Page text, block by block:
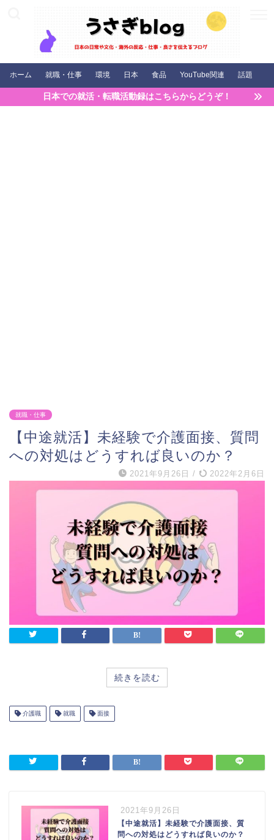
ホーム 就職・仕事 環境 日本 食品 YouTube関連 話題
日本での就活・転職活動録はこちらからどうぞ！
就職・仕事
【中途就活】未経験で介護面接、質問
への対処はどうすれば良いのか？
2021年9月26日 / 2022年2月6日
続きを読む
介護職 就職 面接
2021年9月26日
【中途就活】未経験で介護面接、質
問への対処はどうすれば良いのか？